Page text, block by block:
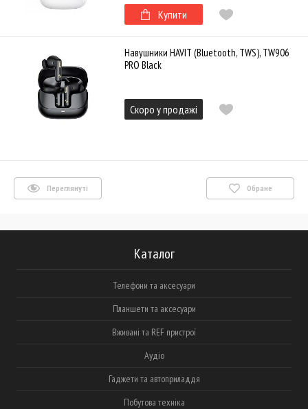
Купити
Навушники HAVIT (Bluetooth, TWS), TW906
PRO Black
Скоро у продажі
Переглянуті Обране
Каталог
Телефони та аксесуари
Планшети та аксесуари
Вживані та REF пристрої
Аудіо
Гаджети та автоприладдя
Побутова техніка